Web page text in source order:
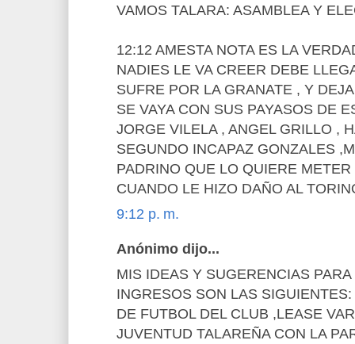
VAMOS TALARA: ASAMBLEA Y
12:12 AMESTA NOTA ES LA
NADIES LE VA CREER DEBE
SUFRE POR LA GRANATE , Y
SE VAYA CON SUS PAYASOS DE
JORGE VILELA , ANGEL GRILLO ,
SEGUNDO INCAPAZ GONZALES
PADRINO QUE LO QUIERE
CUANDO LE HIZO DAÑO AL
9:12 p. m.
Anónimo dijo...
MIS IDEAS Y SUGERENCIAS
INGRESOS SON LAS
DE FUTBOL DEL CLUB ,LEASE
JUVENTUD TALAREÑA CON LA